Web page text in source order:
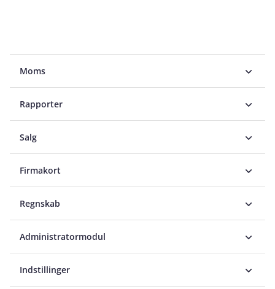
Moms
Rapporter
Salg
Firmakort
Regnskab
Administratormodul
Indstillinger